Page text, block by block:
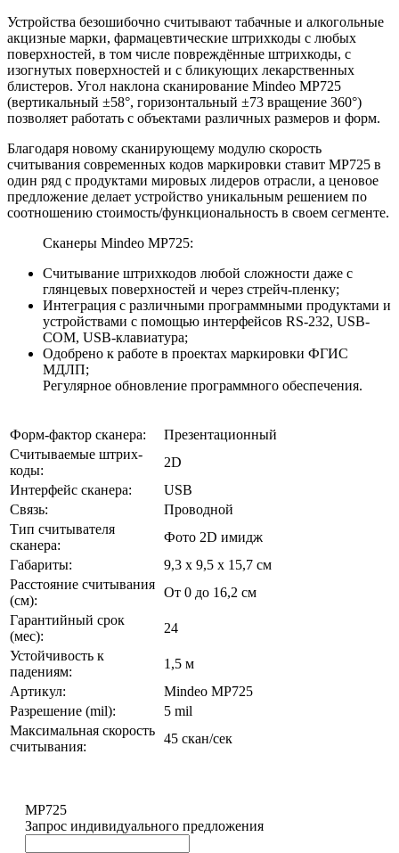
Устройства безошибочно считывают табачные и алкогольные
акцизные марки, фармацевтические штрихкоды с любых
поверхностей, в том числе повреждённые штрихкоды, с
изогнутых поверхностей и с бликующих лекарственных
блистеров. Угол наклона сканирование Mindeo MP725
(вертикальный ±58°, горизонтальный ±73 вращение 360°)
позволяет работать с объектами различных размеров и форм.
Благодаря новому сканирующему модулю скорость
считывания современных кодов маркировки ставит MP725 в
один ряд с продуктами мировых лидеров отрасли, а ценовое
предложение делает устройство уникальным решением по
соотношению стоимость/функциональность в своем сегменте.
Сканеры Mindeo MP725:
Считывание штрихкодов любой сложности даже с
глянцевых поверхностей и через стрейч-пленку;
Интеграция с различными программными продуктами и
устройствами с помощью интерфейсов RS-232, USB-
COM, USB-клавиатура;
Одобрено к работе в проектах маркировки ФГИС
МДЛП;
Регулярное обновление программного обеспечения.
Форм-фактор сканера:
Презентационный
Считываемые штрих-
коды:
2D
Интерфейс сканера:
USB
Связь:
Проводной
Тип считывателя
сканера:
Фото 2D имидж
Габариты:
9,3 х 9,5 х 15,7 см
Расстояние считывания
(cм):
От 0 до 16,2 см
Гарантийный срок
(мес):
24
Устойчивость к
падениям:
1,5 м
Артикул:
Mindeo MP725
Разрешение (mil):
5 mil
Максимальная скорость
считывания:
45 скан/сек
MP725
Запрос индивидуального предложения